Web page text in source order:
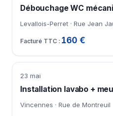
Débouchage WC
Levallois-Perret · Rue Jean
160 €
23 mai
Installation lavabo +
Vincennes · Rue de Montreuil